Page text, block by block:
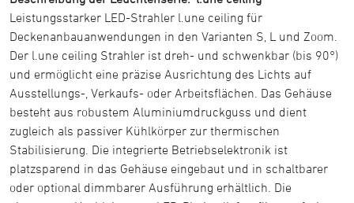
Leistungsstarker LED-Strahler l.une ceiling für
Deckenanbauanwendungen in den Varianten S, L und Zoom.
Der l.une ceiling Strahler ist dreh- und schwenkbar (bis 90°)
und ermöglicht eine präzise Ausrichtung des Lichts auf
Ausstellungs-, Verkaufs- oder Arbeitsflächen. Das Gehäuse
besteht aus robustem Aluminiumdruckguss und dient
zugleich als passiver Kühlkörper zur thermischen
Stabilisierung. Die integrierte Betriebselektronik ist
platzsparend in das Gehäuse eingebaut und in schaltbarer
oder optional dimmbarer Ausführung erhältlich. Die